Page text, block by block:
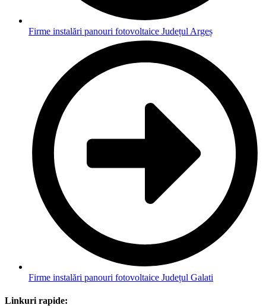
Firme instalări panouri fotovoltaice Județul Argeș
Firme instalări panouri fotovoltaice Județul Galati
Linkuri rapide: